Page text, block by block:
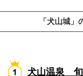
「犬山城
犬山温泉